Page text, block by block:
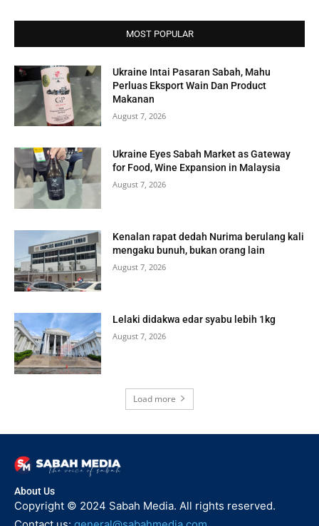
MOST POPULAR
Ukraine Intai Pasaran Sabah, Mahu
Perluas Eksport Wain Dan Product
Makanan
August 7, 2026
Ukraine Eyes Sabah Market as Gateway
for Food, Wine Expansion in Malaysia
August 7, 2026
Kenalan rapat dedah Nurima berulang kali
mengaku bunuh, bukan orang lain
August 7, 2026
Lelaki didakwa edar syabu lebih 1kg
August 7, 2026
Load more
About Us
Copyright © 2024 Sabah Media. All rights reserved.